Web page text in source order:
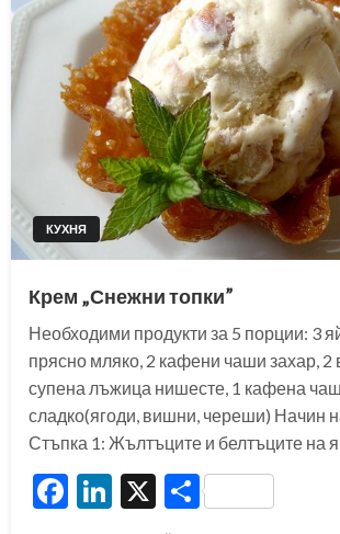
КУХНЯ
Крем „Снежни топки”
Необходими продукти за 5 порции: 3
прясно мляко, 2 кафени чаши захар, 2
супена лъжица нишесте, 1 кафена
сладко(ягоди, вишни, череши) Начин
Стъпка 1: Жълтъците и белтъците на
Facebook
LinkedIn
X Share